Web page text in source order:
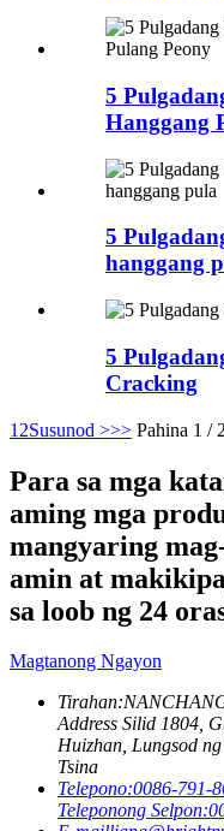
5
Hanggang
5
hanggang
5
Cracking
1 2Susunod >>> Pahina 1 / 2
Para sa mga
aming mga
mangyaring
amin at
sa loob ng 24
Magtanong Ngayon
Tirahan:
Address Silid 1804,
Huizhan, Lungsod
Tsina
Telepono:0086-791-
Teleponong Selpon: